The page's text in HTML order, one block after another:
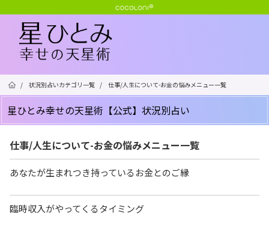
/ 状況別占いカテゴリ一覧 / 仕事/人生について-お金の悩みメニュー一覧
星ひとみ幸せの天星術【公式】状況別占い
仕事/人生について-お金の悩みメニュー一覧
あなたが生まれつき持っているお金とのご縁
臨時収入がやってくるタイミング